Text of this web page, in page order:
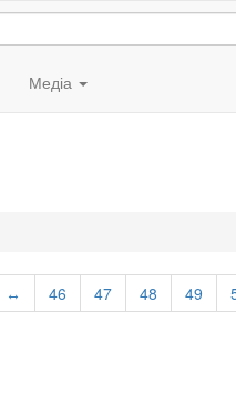
Медіа
↔ 46 47 48 49